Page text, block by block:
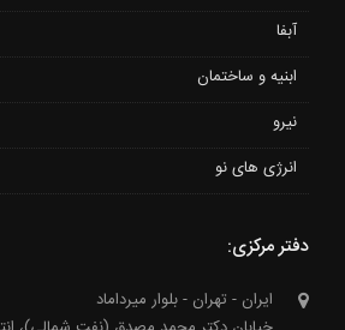
آبفا
ابنیه و ساختمان
نیرو
انرژی های نو
دفتر مرکزی:
ایران - تهران - بلوار میرداماد